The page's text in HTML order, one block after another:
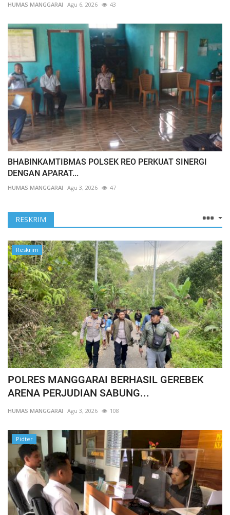
HUMAS MANGGARAI Agu 6, 2026 43
BHABINKAMTIBMAS POLSEK REO PERKUAT SINERGI
DENGAN APARAT...
HUMAS MANGGARAI Agu 3, 2026 47
RESKRIM
Reskrim
POLRES MANGGARAI BERHASIL GEREBEK
ARENA PERJUDIAN SABUNG...
HUMAS MANGGARAI Agu 3, 2026 108
Pidter